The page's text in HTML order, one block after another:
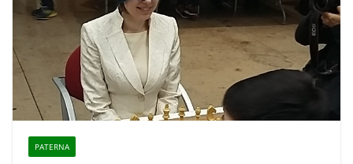
PATERNA